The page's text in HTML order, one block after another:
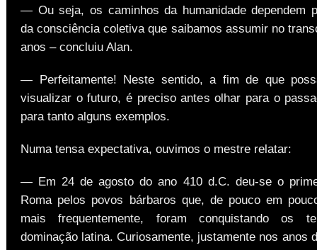
— Ou seja, os caminhos da humanidade dependem
da consciência coletiva que saibamos assumir no
anos – concluiu Alan.
— Perfeitamente! Neste sentido, a fim de que
visualizar o futuro, é preciso antes olhar para o
para tanto alguns exemplos.
Numa tensa expectativa, ouvimos o mestre relatar:
— Em 24 de agosto do ano 410 d.C. deu-se o
Roma pelos povos bárbaros que, de pouco em
mais frequentemente, foram conquistando os
dominação latina. Curiosamente, justamente nos anos